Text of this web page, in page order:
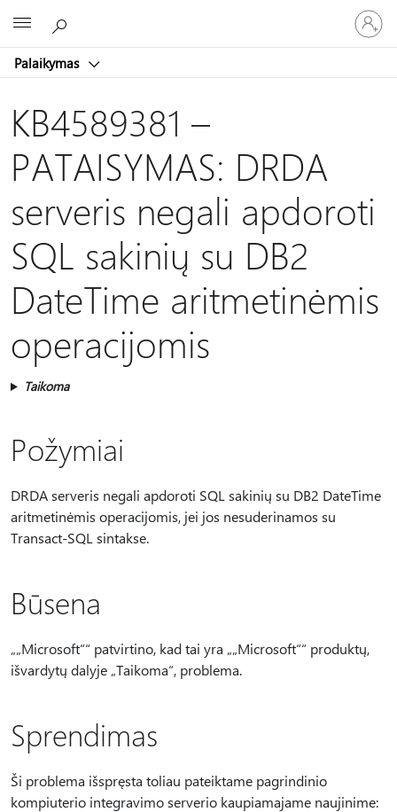
Palaikymas
prie
paskyros
KB4589381 –
PATAISYMAS: DRDA
serveris negali apdoroti
SQL sakinių su DB2
DateTime aritmetinėmis
operacijomis
Taikoma
Požymiai
DRDA serveris negali apdoroti SQL sakinių su DB2 DateTime
aritmetinėmis operacijomis, jei jos nesuderinamos su
Transact-SQL sintakse.
Būsena
„„Microsoft““ patvirtino, kad tai yra „„Microsoft““ produktų,
išvardytų dalyje „Taikoma“, problema.
Sprendimas
Ši problema išspręsta toliau pateiktame pagrindinio
kompiuterio integravimo serverio kaupiamajame naujinime: